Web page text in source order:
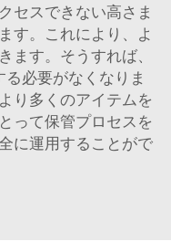
セスできない高さま
す。これにより、よ
ます。そうすれば、
必要がなくなりま
り多くのアイテムを
って保管プロセスを
に運用することがで